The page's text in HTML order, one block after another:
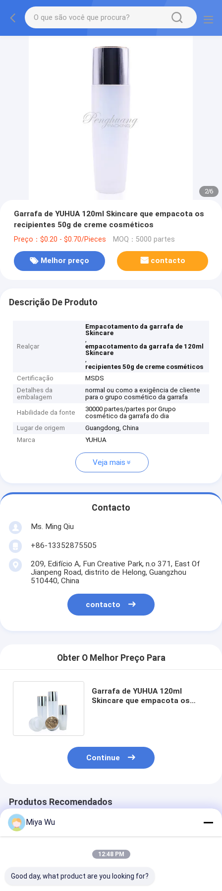
2/6
Garrafa de YUHUA 120ml Skincare que empacota os
recipientes 50g de creme cosméticos
Preço：$0.20 - $0.70/Pieces MOQ：5000 partes
Melhor preço contacto
Descrição De Produto
Realçar
Empacotamento da garrafa de
Skincare
,
empacotamento da garrafa de 120ml
Skincare
,
recipientes 50g de creme cosméticos
Certificação
MSDS
Detalhes da
embalagem
normal ou como a exigência de cliente
para o grupo cosmético da garrafa
Habilidade da fonte
30000 partes/partes por Grupo
cosmético da garrafa do dia
Lugar de origem
Guangdong, China
Marca
YUHUA
Veja mais
Contacto
Ms. Ming Qiu
+86-13352875505
209, Edifício A, Fun Creative Park, n.o 371, East Of
Jianpeng Road, distrito de Helong, Guangzhou
510440, China
contacto
Obter O Melhor Preço Para
Garrafa de YUHUA 120ml
Skincare que empacota os
Continue
Produtos Recomendados
Miya Wu
12:48 PM
Good day, what product are you looking for?